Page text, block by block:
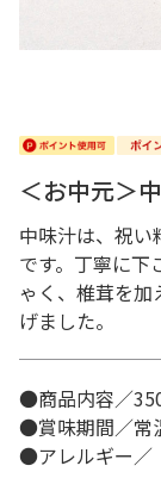
＜お中元＞
中味汁は、祝
です。丁寧に下
ゃく、椎茸を
げました。
●商品内容／
●賞味期間／常
●アレルギー／